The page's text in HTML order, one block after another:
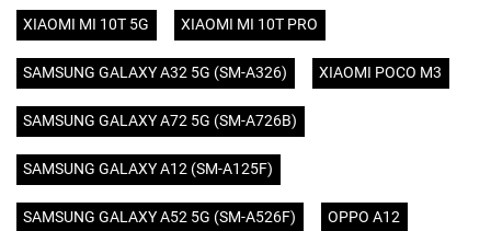
XIAOMI MI 10T 5G XIAOMI MI 10T PRO
SAMSUNG GALAXY A32 5G (SM-A326) XIAOMI POCO M3
SAMSUNG GALAXY A72 5G (SM-A726B)
SAMSUNG GALAXY A12 (SM-A125F)
SAMSUNG GALAXY A52 5G (SM-A526F) OPPO A12